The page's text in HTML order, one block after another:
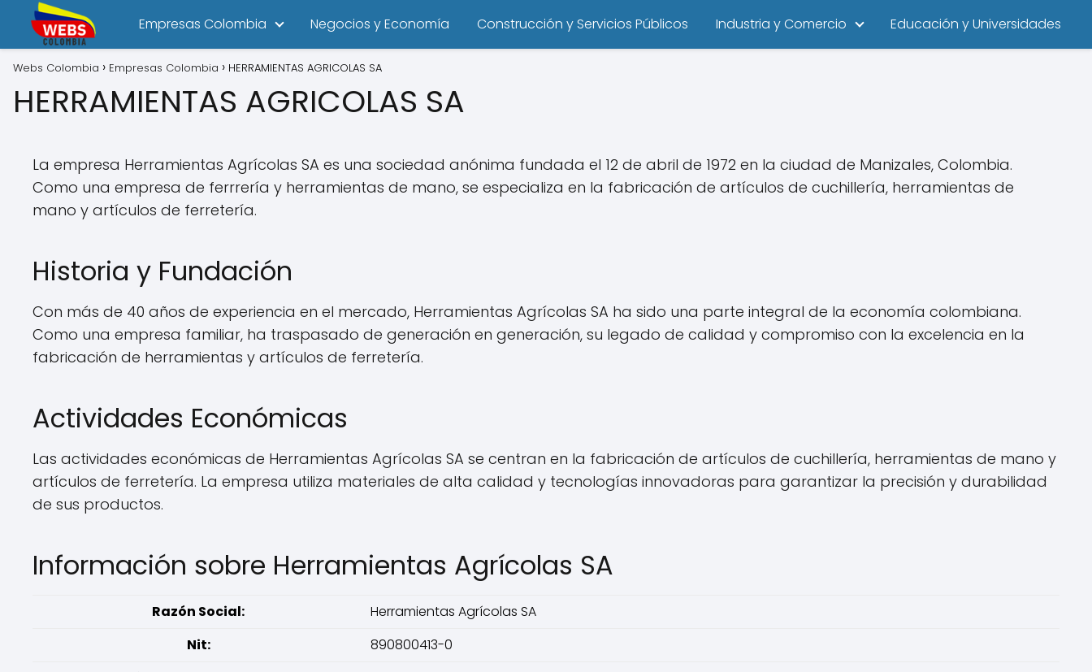
Empresas Colombia Negocios y Economía Construcción y Servicios Públicos Industria y Comercio Educación y Universidades
Webs Colombia Empresas Colombia HERRAMIENTAS AGRICOLAS SA
HERRAMIENTAS AGRICOLAS SA
La empresa Herramientas Agrícolas SA es una sociedad anónima fundada el 12 de abril de 1972 en la ciudad de Manizales, Colombia.
Como una empresa de ferrrería y herramientas de mano, se especializa en la fabricación de artículos de cuchillería, herramientas de
mano y artículos de ferretería.
Historia y Fundación
Con más de 40 años de experiencia en el mercado, Herramientas Agrícolas SA ha sido una parte integral de la economía colombiana.
Como una empresa familiar, ha traspasado de generación en generación, su legado de calidad y compromiso con la excelencia en la
fabricación de herramientas y artículos de ferretería.
Actividades Económicas
Las actividades económicas de Herramientas Agrícolas SA se centran en la fabricación de artículos de cuchillería, herramientas de mano y
artículos de ferretería. La empresa utiliza materiales de alta calidad y tecnologías innovadoras para garantizar la precisión y durabilidad
de sus productos.
Información sobre Herramientas Agrícolas SA
Razón Social:
Herramientas Agrícolas SA
Nit:
890800413-0